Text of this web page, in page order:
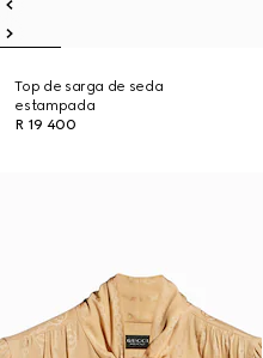
Top de sarga de seda
estampada
R 19 400